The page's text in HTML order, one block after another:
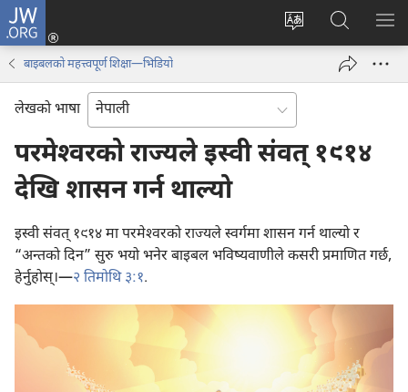
JW.ORG
वेब
परिवर्तन
गर्ने
प्रवेश
(ब्राउजरको
नयाँ
खुल्नेछ)
JW.ORG
मा
खोज्नुहोस्‌
मेनु
बाइबलको महत्त्वपूर्ण शिक्षा—भिडियो
लेखको भाषा
परमेश्‍वरको राज्यले इस्वी संवत्‌ १९१४
देखि शासन गर्न थाल्यो
इस्वी संवत्‌ १९१४ मा परमेश्‍वरको राज्यले स्वर्गमा शासन गर्न थाल्यो र
“अन्तको दिन” सुरु भयो भनेर बाइबल भविष्यवाणीले कसरी प्रमाणित गर्छ,
हेर्नुहोस्‌।—२ तिमोथि ३:१.